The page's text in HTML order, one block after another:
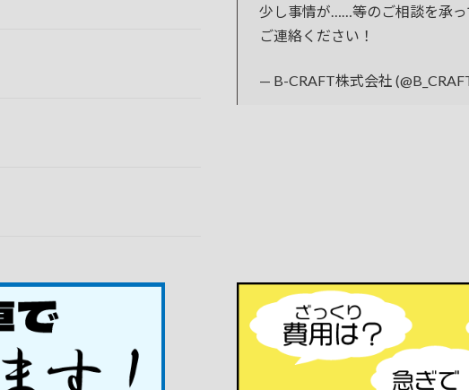
少し事情が……等のご相談を承
ご連絡ください！
— B-CRAFT株式会社